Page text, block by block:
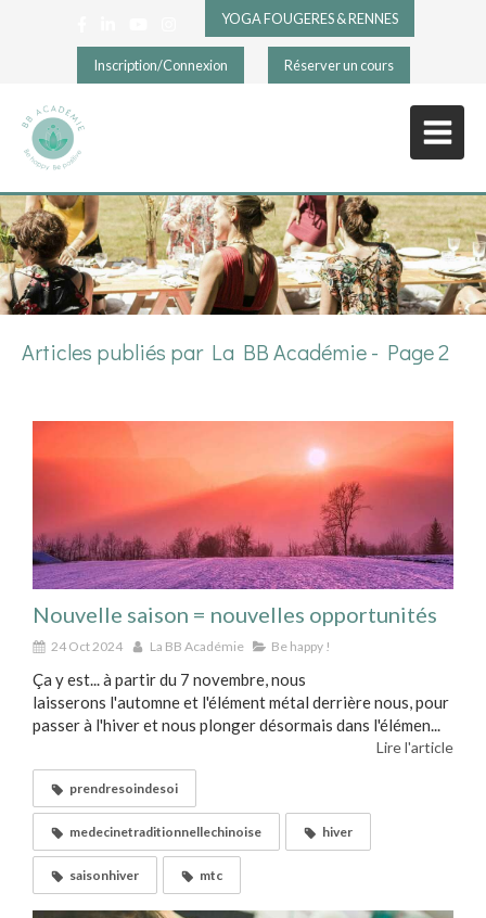
YOGA FOUGERES & RENNES
Inscription/Connexion Réserver un cours
Articles publiés par La BB Académie - Page 2
Nouvelle saison = nouvelles opportunités
24 Oct 2024 La BB Académie Be happy !
Ça y est... à partir du 7 novembre, nous
laisserons l'automne et l'élément métal derrière nous, pour
passer à l'hiver et nous plonger désormais dans l'élémen...
Lire l'article
prendresoindesoi
medecinetraditionnellechinoise hiver
saisonhiver mtc